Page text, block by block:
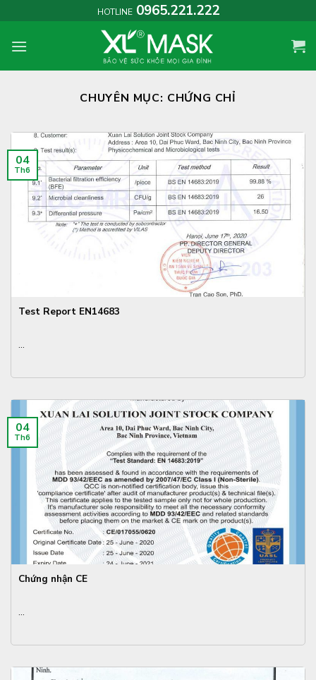
to
content
HOTLINE 0965.221.222
CHUYÊN MỤC: CHỨNG CHỈ
Test Report EN14683
...
04
Th6
Chứng nhận CE
...
04
Th6